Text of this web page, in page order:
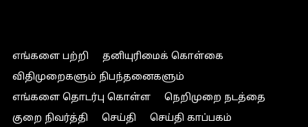
எங்களை பற்றி
தனியுரிமைக் கொள்கை
விதிமுறைகளும் நிபந்தனைகளும்
எங்களை தொடர்பு கொள்ள
நெறிமுறை நடத்தை
குறை நிவர்த்தி
செய்தி செய்தி காப்பகம்